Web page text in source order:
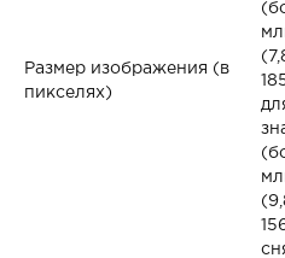
Размер изображения (в
пикселях)